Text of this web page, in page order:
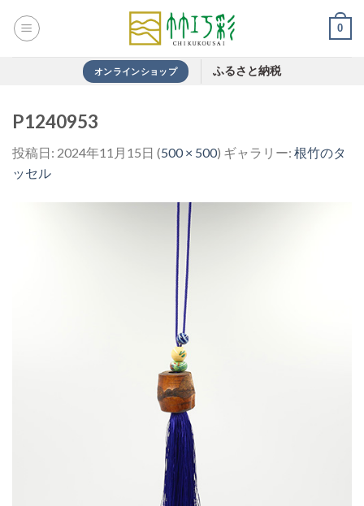
0
オンラインショップ ふるさと納税
P1240953
投稿日: 2024年11月15日 (500 × 500) ギャラリー: 根竹のタ
ッセル